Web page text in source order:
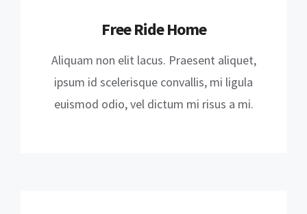
Free Ride Home
Aliquam non elit lacus. Praesent aliquet,
ipsum id scelerisque convallis, mi ligula
euismod odio, vel dictum mi risus a mi.